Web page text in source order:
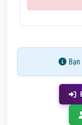
Bạn